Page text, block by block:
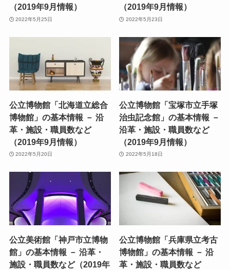
（2019年9月情報）
2022年5月25日
（2019年9月情報）
2022年5月23日
公立博物館「北海道立総合
博物館」の基本情報 － 沿
革・施設・職員数など
（2019年9月情報）
2022年5月20日
公立博物館「宝塚市立手塚
治虫記念館」の基本情報 －
沿革・施設・職員数など
（2019年9月情報）
2022年5月18日
公立美術館「神戸市立博物
館」の基本情報 － 沿革・
施設・職員数など（2019年
公立博物館「兵庫県立考古
博物館」の基本情報 － 沿
革・施設・職員数など